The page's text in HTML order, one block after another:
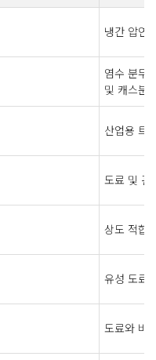
냉간 압연
염수 분무
및 캐스분
산업용 트
도료 및 관
상도 적합
유성 도료
도료와 바